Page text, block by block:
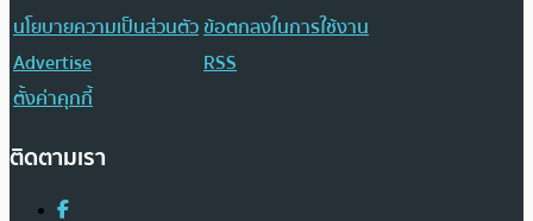
นโยบายความเป็นส่วนตัวข้อตกลงในการใช้งาน
Advertise
RSS
ตั้งค่าคุกกี้
ติดตามเรา